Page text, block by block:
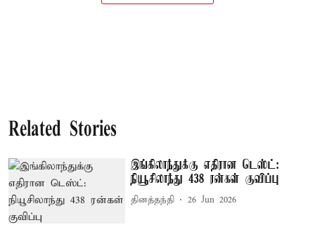
Related Stories
இங்கிலாந்துக்கு எதிரான டெஸ்ட்:
நியூசிலாந்து 438 ரன்கள் குவிப்பு
தினத்தந்தி 26 Jun 2026